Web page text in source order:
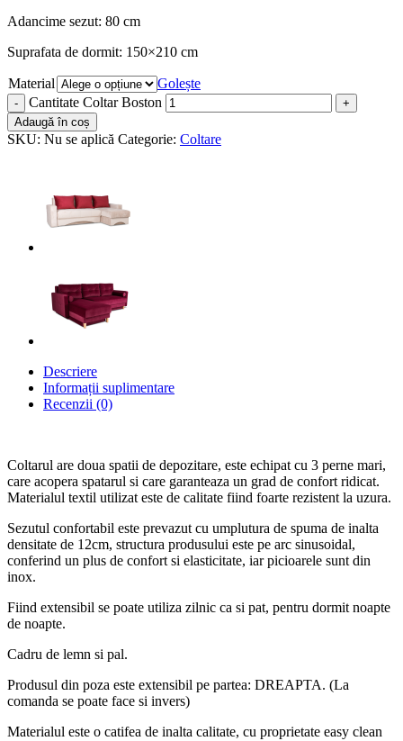
Adancime sezut: 80 cm
Suprafata de dormit: 150×210 cm
Material
Golește
Cantitate Coltar Boston
Adaugă în coș
SKU: Nu se aplică Categorie: Coltare
Descriere
Informații suplimentare
Recenzii (0)
Coltarul are doua spatii de depozitare, este echipat cu 3 perne mari,
care acopera spatarul si care garanteaza un grad de confort ridicat.
Materialul textil utilizat este de calitate fiind foarte rezistent la uzura.
Sezutul confortabil este prevazut cu umplutura de spuma de inalta
densitate de 12cm, structura produsului este pe arc sinusoidal,
conferind un plus de confort si elasticitate, iar picioarele sunt din
inox.
Fiind extensibil se poate utiliza zilnic ca si pat, pentru dormit noapte
de noapte.
Cadru de lemn si pal.
Produsul din poza este extensibil pe partea: DREAPTA. (La
comanda se poate face si invers)
Materialul este o catifea de inalta calitate, cu proprietate easy clean